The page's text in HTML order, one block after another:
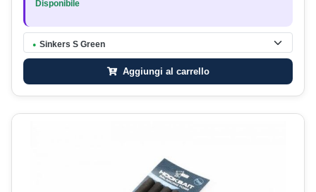
Disponibile
● Sinkers S Green
Aggiungi al carrello